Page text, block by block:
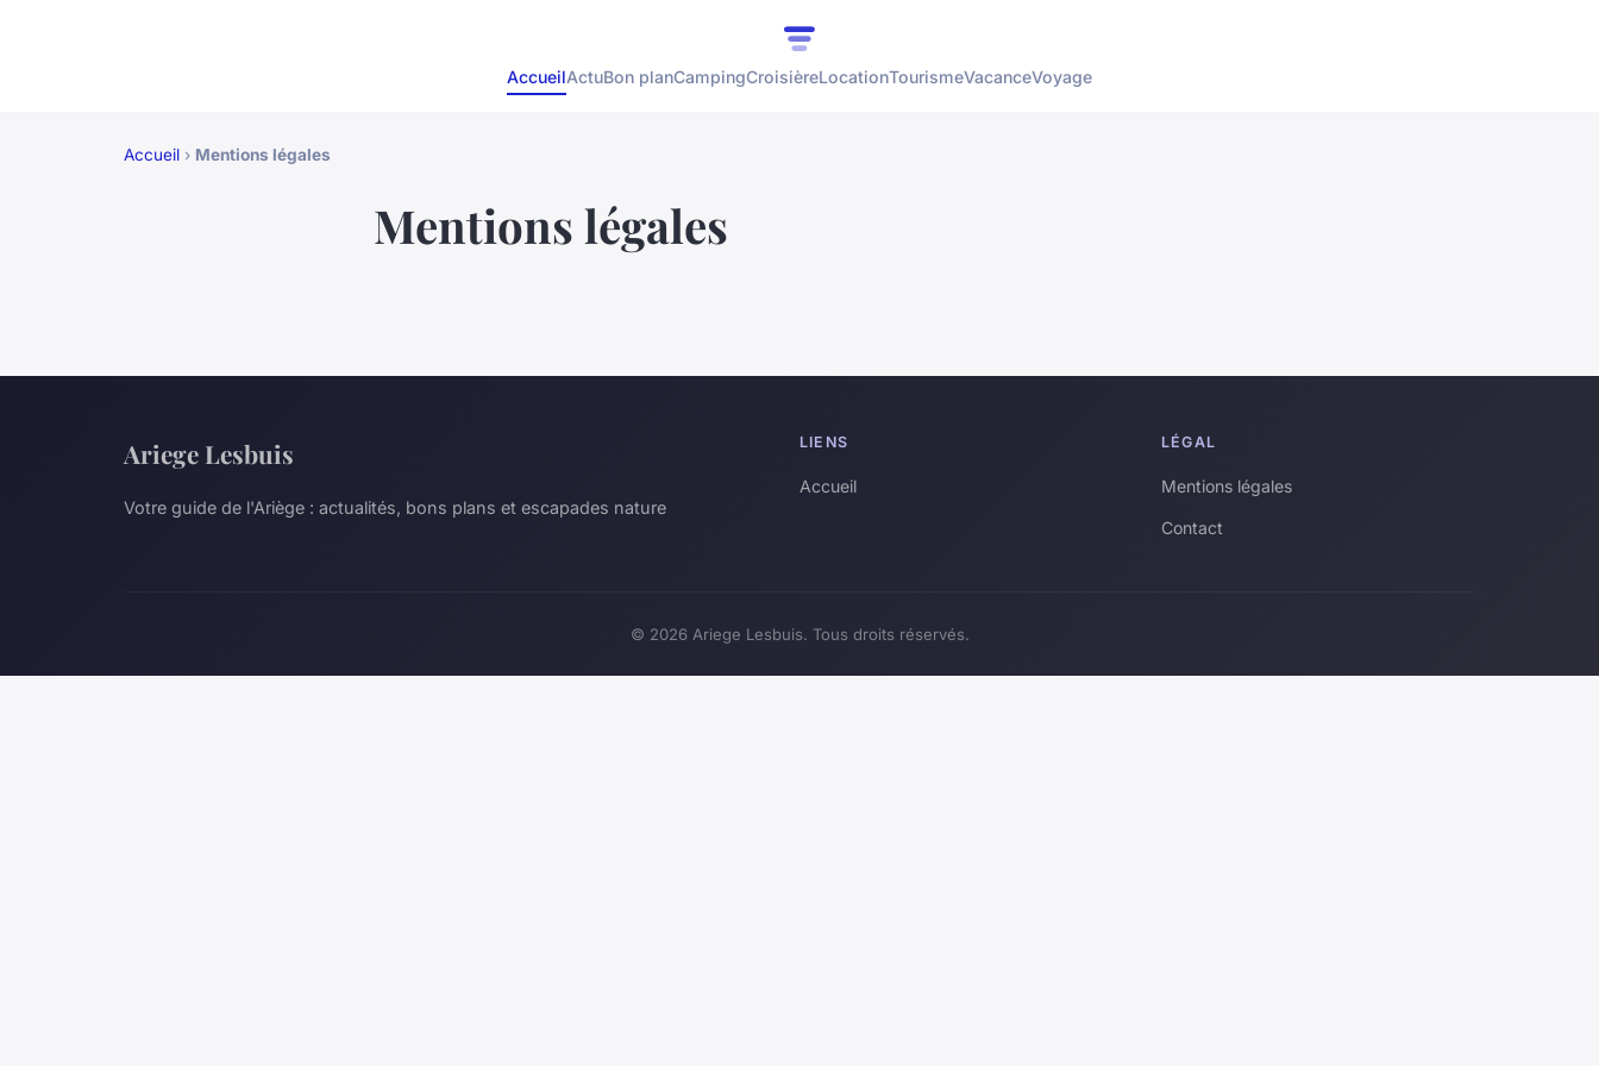
AccueilActuBon planCampingCroisièreLocationTourismeVacanceVoyage
Accueil › Mentions légales
Mentions légales
Ariege Lesbuis
Votre guide de l'Ariège : actualités, bons plans et escapades nature
LIENS
Accueil
LÉGAL
Mentions légales
Contact
© 2026 Ariege Lesbuis. Tous droits réservés.